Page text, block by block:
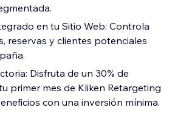
en tu Sitio Web: Controla
reservas y clientes potenciales
Disfruta de un 30% de
primer mes de Kliken Retargeting
con una inversión mínima.